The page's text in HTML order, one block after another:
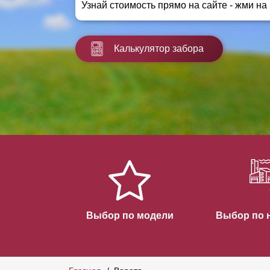
Заборы для дачи
Заборы и ограждения для школ
Забор на участок 10 соток
Узнай стоимость прямо на сайте - жми на
Калькулятор забора
Выбор по модели Выбор по